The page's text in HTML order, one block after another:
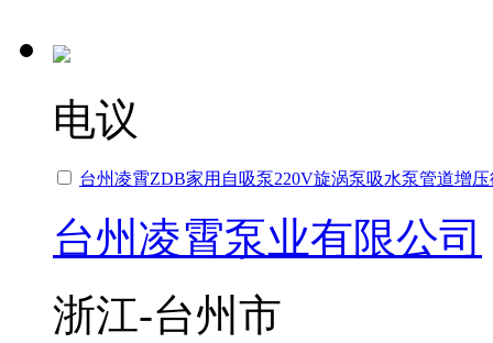
电议
台州凌霄ZDB家用自吸泵220V旋涡泵吸水泵管道增
台州凌霄泵业有限公司
浙江-台州市